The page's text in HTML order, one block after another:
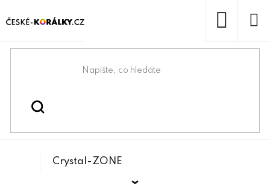
na
Domů
Bižuterní komponenty
Crystal-ZONE